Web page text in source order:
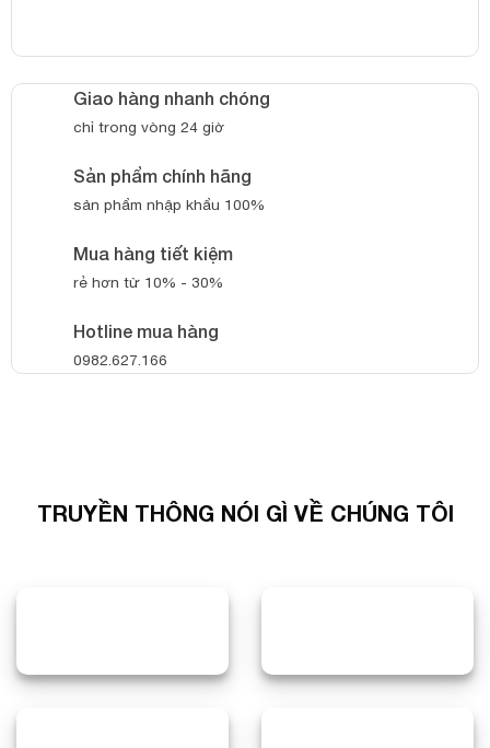
Giao hàng nhanh chóng
chỉ trong vòng 24 giờ
Sản phẩm chính hãng
sản phẩm nhập khẩu 100%
Mua hàng tiết kiệm
rẻ hơn từ 10% - 30%
Hotline mua hàng
0982.627.166
TRUYỀN THÔNG NÓI GÌ VỀ CHÚNG TÔI